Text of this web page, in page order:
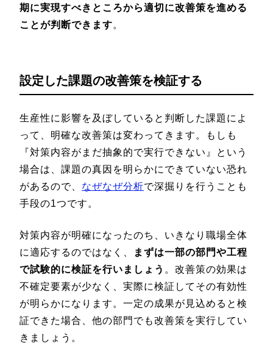
期に実現すべきところから適切に改善策を進める
ことが判断できます。
設定した課題の改善策を検証する
生産性に影響を及ぼしていると判断した課題によ
って、明確な改善策は変わってきます。もしも
『対策内容がまだ抽象的で実行できない』という
場合は、課題の真因を明らかにできていない恐れ
があるので、 なぜなぜ分析で深掘りを行うことも
手段の1つです。
対策内容が明確になったのち、いきなり職場全体
に適応するのではなく、
まずは一部の部門や工程
で試験的に検証を行いましょう 。改善策の効果は
不確定要素が少なく、実際に検証してその有効性
が明らかになります。一定の成果が見込めると検
証できた場合、他の部門でも改善策を実行してい
きましょう。